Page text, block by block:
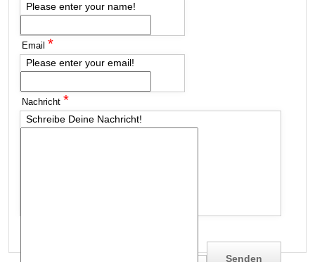
Please enter your name!
Email *
Please enter your email!
Nachricht *
Schreibe Deine Nachricht!